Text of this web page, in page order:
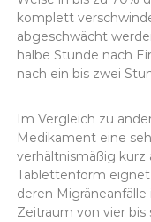
komplett
abgeschwächt
halbe Stunde nach
nach ein bis zwei
Im Vergleich zu
Medikament eine
verhältnismäßig kurz
Tablettenform
deren
Zeitraum von vier bis